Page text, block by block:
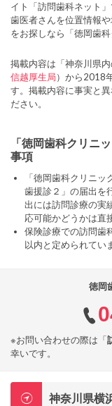
イト「訪問歯科ネット
歯医者さんを位置情報
をお探しなら「徳岡歯
掲載内容は「神奈川県
信越厚生局）から2018
す。掲載内容に事実と異
ださい。
「徳岡歯科クリニ
事項
「徳岡歯科クリニッ
歯援診２」の届出を
出には訪問診療の実
応可能かどうかは直
保険診療での訪問歯
以内と定められてい
徳岡
※お問い合わせの際は「
幸いです。
神奈川県横